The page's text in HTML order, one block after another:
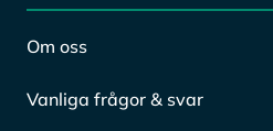
Om oss
Vanliga frågor & svar